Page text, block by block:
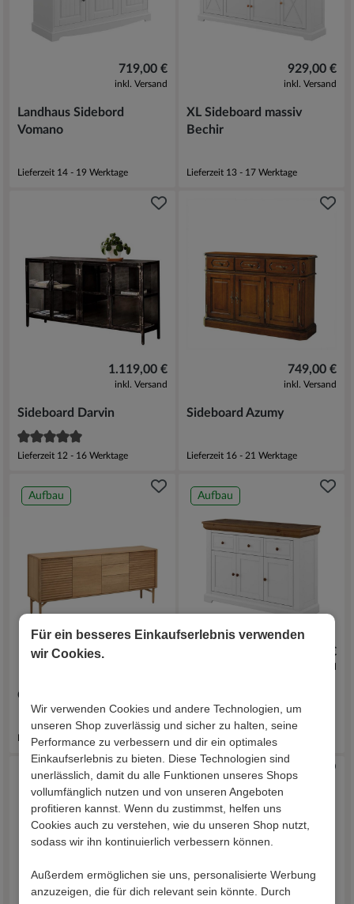
Für ein besseres Einkaufserlebnis verwenden
wir Cookies.
Wir verwenden Cookies und andere Technologien, um
unseren Shop zuverlässig und sicher zu halten, seine
Performance zu verbessern und dir ein optimales
Einkaufserlebnis zu bieten. Diese Technologien sind
unerlässlich, damit du alle Funktionen unseres Shops
vollumfänglich nutzen und von unseren Angeboten
profitieren kannst. Wenn du zustimmst, helfen uns
Cookies auch zu verstehen, wie du unseren Shop nutzt,
sodass wir ihn kontinuierlich verbessern können.
Außerdem ermöglichen sie uns, personalisierte Werbung
anzuzeigen, die für dich relevant sein könnte. Durch
719,00 €
inkl. Versand
Landhaus Sidebord
Vomano
Lieferzeit 14 - 19 Werktage
929,00 €
inkl. Versand
XL Sideboard massiv
Bechir
Lieferzeit 13 - 17 Werktage
1.119,00 €
inkl. Versand
Sideboard Darvin
Lieferzeit 12 - 16 Werktage
749,00 €
inkl. Versand
Sideboard Azumy
Lieferzeit 16 - 21 Werktage
Aufbau
Großes Sideboard Aude
Lieferzeit 18 - 24 Werktage
Aufbau
799,00 €
Lieferzeit 13 - 18 Werktage
Aufbau